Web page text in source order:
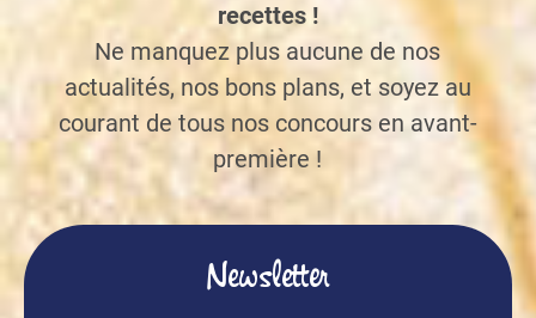
recettes !
Ne manquez plus aucune de nos
actualités, nos bons plans, et soyez au
courant de tous nos concours en avant-
première !
Newsletter